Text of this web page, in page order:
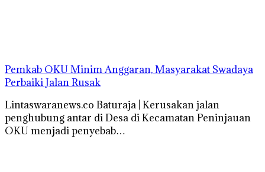
Pemkab OKU Minim Anggaran, Masyarakat Swadaya
Perbaiki Jalan Rusak
Lintaswaranews.co Baturaja | Kerusakan jalan
penghubung antar di Desa di Kecamatan Peninjauan
OKU menjadi penyebab…